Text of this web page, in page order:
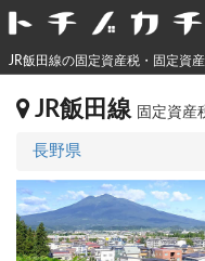
JR飯田線の固定資産税・固定資
JR飯田線 固定資産
長野県